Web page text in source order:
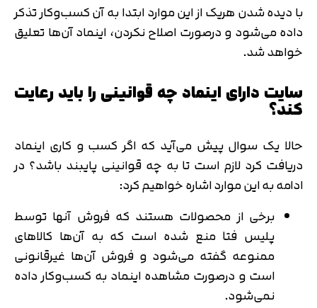
با دیده‌ شدن هریک از این موارد ابتدا به آن کسب‌وکار تذکر
داده‌ می‌شود و درصورت اصلاح نکردن، اینماد آن‌ها تعلیق
خواهد شد.
سایت دارای اینماد چه قوانینی را باید رعایت
کند؟
حالا یک سوال پیش می‌آید که اگر کسب و کاری اینماد
دریافت کرد لازم است تا به چه قوانینی پایبند باشد؟ در
ادامه به این موارد اشاره خواهیم کرد:
برخی از محصولات هستند که فروش آنها توسط
پلیس فتا منع شده‌ است که به آن‌ها کالاهای
ممنوعه گفته می‌شود و فروش آن‌ها غیرقانونی
است و درصورت مشاهده اینماد به کسب‌وکار داده‌
نمی‌شود.